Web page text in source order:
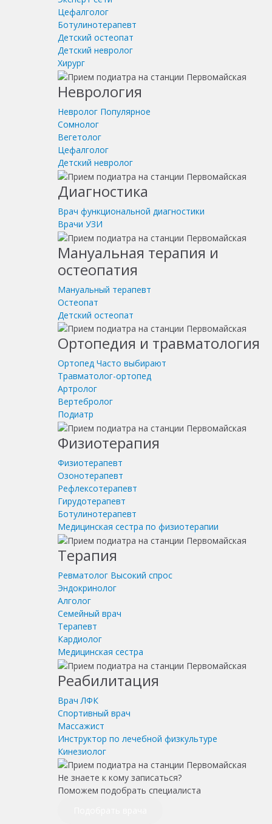
Цефалголог
Ботулинотерапевт
Детский остеопат
Детский невролог
Хирург
Неврология
Невролог Популярное
Сомнолог
Вегетолог
Цефалголог
Детский невролог
Диагностика
Врач функциональной диагностики
Врачи УЗИ
Мануальная терапия и
остеопатия
Мануальный терапевт
Остеопат
Детский остеопат
Ортопедия и травматология
Ортопед Часто выбирают
Травматолог-ортопед
Артролог
Вертебролог
Подиатр
Физиотерапия
Физиотерапевт
Озонотерапевт
Рефлексотерапевт
Гирудотерапевт
Ботулинотерапевт
Медицинская сестра по физиотерапии
Терапия
Ревматолог Высокий спрос
Эндокринолог
Алголог
Семейный врач
Терапевт
Кардиолог
Медицинская сестра
Реабилитация
Врач ЛФК
Спортивный врач
Массажист
Инструктор по лечебной физкультуре
Кинезиолог
Не знаете к кому записаться?
Поможем подобрать специалиста